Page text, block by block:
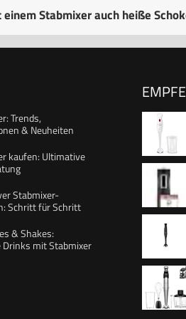
Stabmixer auch heiße
Trends,
& Neuheiten
kaufen: Ultimative
Stabmixer-
Schritt für Schritt
& Shakes:
Drinks mit Stabmixer
weiß/
ER 05/
2-